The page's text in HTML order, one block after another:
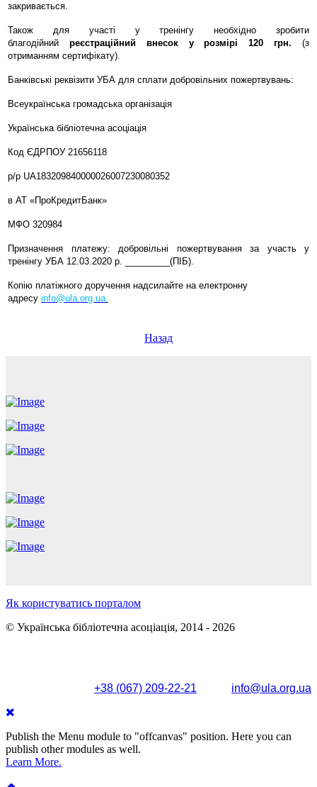
закривається.
Також для участі у тренінгу необхідно зробити
благодійний реєстраційний внесок у розмірі 120 грн. (з
отриманням сертифікату).
Банкiвськi реквiзити УБА для сплати добровільних пожертвувань:
Всеукраїнська громадська організація
Українська бібліотечна асоціація
Код ЄДРПОУ 21656118
р/р UA183209840000026007230080352
в АТ «ПроКредитБанк»
МФО 320984
Призначення платежу: добровільні пожертвування за участь у
тренінгу УБА 12.03.2020 р. _________(ПІБ).
Копію платіжного доручення надсилайте на електронну
адресу info@ula.org.ua.
Назад
Як користуватись порталом
© Українська бібліотечна асоціація, 2014 - 2026
+38 (067) 209-22-21
info@ula.org.ua
Publish the Menu module to "offcanvas" position. Here you can
publish other modules as well.
Learn More.